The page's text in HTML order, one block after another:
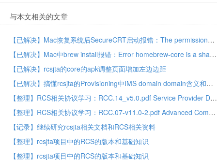
与本文相关的文章
【已解决】Mac恢复系统后SecureCRT启动报错：The permissions on the cores directory need to be changed
【已解决】Mac中brew install报错：Error homebrew-core is a shallow clone
【已解决】rcsjta的core的apk调整页面增加左边边距
【已解决】搞懂rcsjta的Provisioning中IMS domain domain含义和如何填写
【整理】RCS相关协议学习：RCC.14_v5.0.pdf Service Provider Device Configuration
【整理】RCS相关协议学习：RCC.07-v11.0-2.pdf Advanced Communications Services and Client Specification
【记录】继续研究rcsjta相关文档和RCS相关资料
【整理】rcsjta项目中的RCS的版本和基础知识
【整理】rcsjta项目中的RCS的版本和基础知识